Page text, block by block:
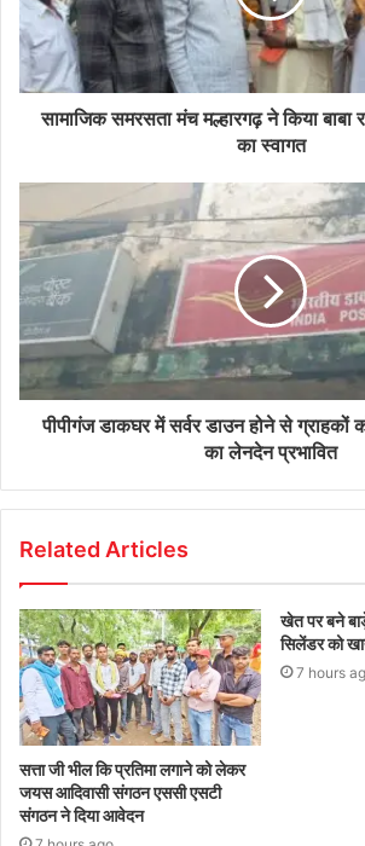
सामाजिक समरसता मंच मल्हारगढ़ ने किया बाबा
का स्वागत
पीपीगंज डाकघर में सर्वर डाउन होने से ग्राहकों
का लेनदेन प्रभावित
Related Articles
सत्ता जी भील कि प्रतिमा लगाने को लेकर
जयस आदिवासी संगठन एससी एसटी
संगठन ने दिया आवेदन
खेत पर बने
सिलेंडर को
7 hours